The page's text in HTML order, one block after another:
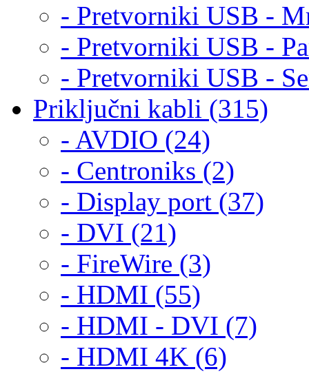
- Pretvorniki USB -
- Pretvorniki USB -
- Pretvorniki USB -
Priključni kabli (315)
- AVDIO (24)
- Centroniks (2)
- Display port (37)
- DVI (21)
- FireWire (3)
- HDMI (55)
- HDMI - DVI (7)
- HDMI 4K (6)